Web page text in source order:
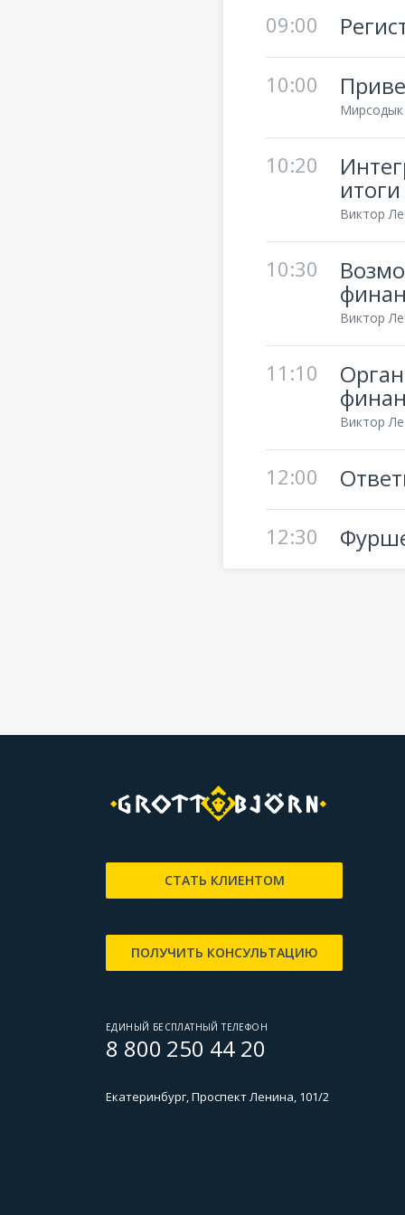
09:00
10:00
10:20
Виктор
10:30
Виктор
11:10
Виктор
12:00
12:30
СТАТЬ КЛИЕНТОМ
ПОЛУЧИТЬ КОНСУЛЬТАЦИЮ
ЕДИНЫЙ БЕСПЛАТНЫЙ ТЕЛЕФОН
8 800 250 44 20
Екатеринбург, Проспект Ленина, 101/2